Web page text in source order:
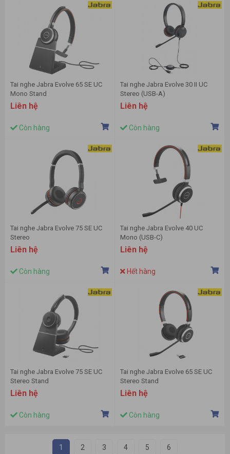
Tai nghe Jabra Evolve 65 SE UC
Mono Stand
Liên hệ
Còn hàng
Tai nghe Jabra Evolve 30 II UC
Stereo (USB-A)
Liên hệ
Còn hàng
Tai nghe Jabra Evolve 75 SE UC
Stereo
Liên hệ
Còn hàng
Tai nghe Jabra Evolve 40 UC
Mono (USB-C)
Liên hệ
Hết hàng
Tai nghe Jabra Evolve 75 SE UC
Stereo Stand
Liên hệ
Còn hàng
Tai nghe Jabra Evolve 65 SE UC
Stereo Stand
Liên hệ
Còn hàng
1 2 3 4 5 6